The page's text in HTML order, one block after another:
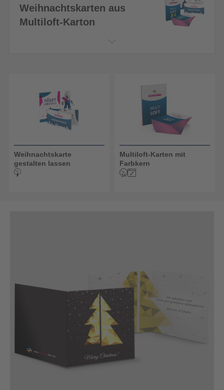
Weihnachtskarten aus
Multiloft-Karton
Weihnachtskarte
gestalten lassen
Multiloft-Karten mit
Farbkern